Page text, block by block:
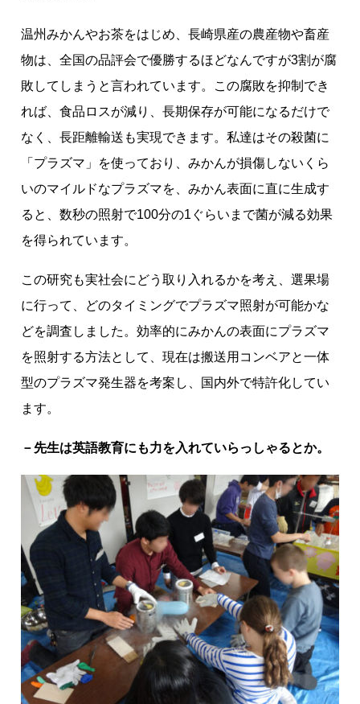
温州みかんやお茶をはじめ、長崎県産の農産物や畜産
物は、全国の品評会で優勝するほどなんですが3割が腐
敗してしまうと言われています。この腐敗を抑制でき
れば、食品ロスが減り、長期保存が可能になるだけで
なく、長距離輸送も実現できます。私達はその殺菌に
「プラズマ」を使っており、みかんが損傷しないくら
いのマイルドなプラズマを、みかん表面に直に生成す
ると、数秒の照射で100分の1ぐらいまで菌が減る効果
を得られています。
この研究も実社会にどう取り入れるかを考え、選果場
に行って、どのタイミングでプラズマ照射が可能かな
どを調査しました。効率的にみかんの表面にプラズマ
を照射する方法として、現在は搬送用コンベアと一体
型のプラズマ発生器を考案し、国内外で特許化してい
ます。
－先生は英語教育にも力を入れていらっしゃるとか。